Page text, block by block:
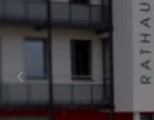
Bürgerservice
Gemeinde & Rathaus
Leben in Icking
Politik